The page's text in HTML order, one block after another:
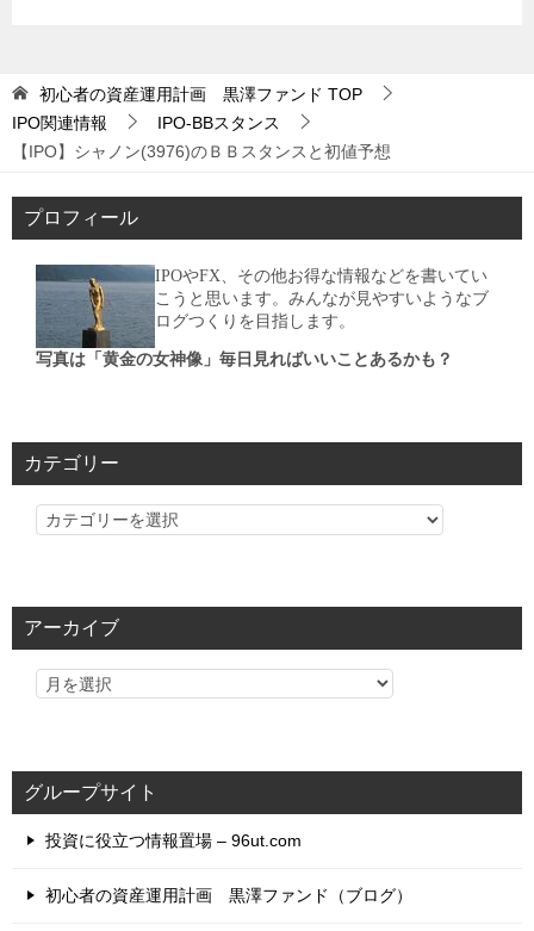
初心者の資産運用計画 黒澤ファンド TOP
IPO関連情報
IPO-BBスタンス
【IPO】シャノン(3976)のＢＢスタンスと初値予想
プロフィール
IPOやFX、その他お得な情報などを書いてい
こうと思います。みんなが見やすいようなブ
ログつくりを目指します。
写真は「黄金の女神像」毎日見ればいいことあるかも？
カテゴリー
カ
リ
アーカイブ
グループサイト
投資に役立つ情報置場 – 96ut.com
初心者の資産運用計画 黒澤ファンド（ブログ）